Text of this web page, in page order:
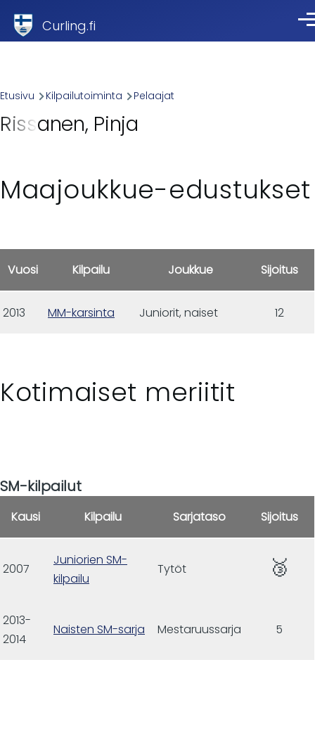
Curling.fi
Breadcrumb
Etusivu Kilpailutoiminta Pelaajat
Rissanen, Pinja
Maajoukkue-edustukset
Vuosi Kilpailu Joukkue Sijoitus
2013 MM-karsinta Juniorit, naiset 12
Kotimaiset meriitit
SM-kilpailut
Kausi Kilpailu Sarjataso Sijoitus
2007
Juniorien SM-
kilpailu
Tytöt 🥉
2013-
2014
Naisten SM-sarja Mestaruussarja 5